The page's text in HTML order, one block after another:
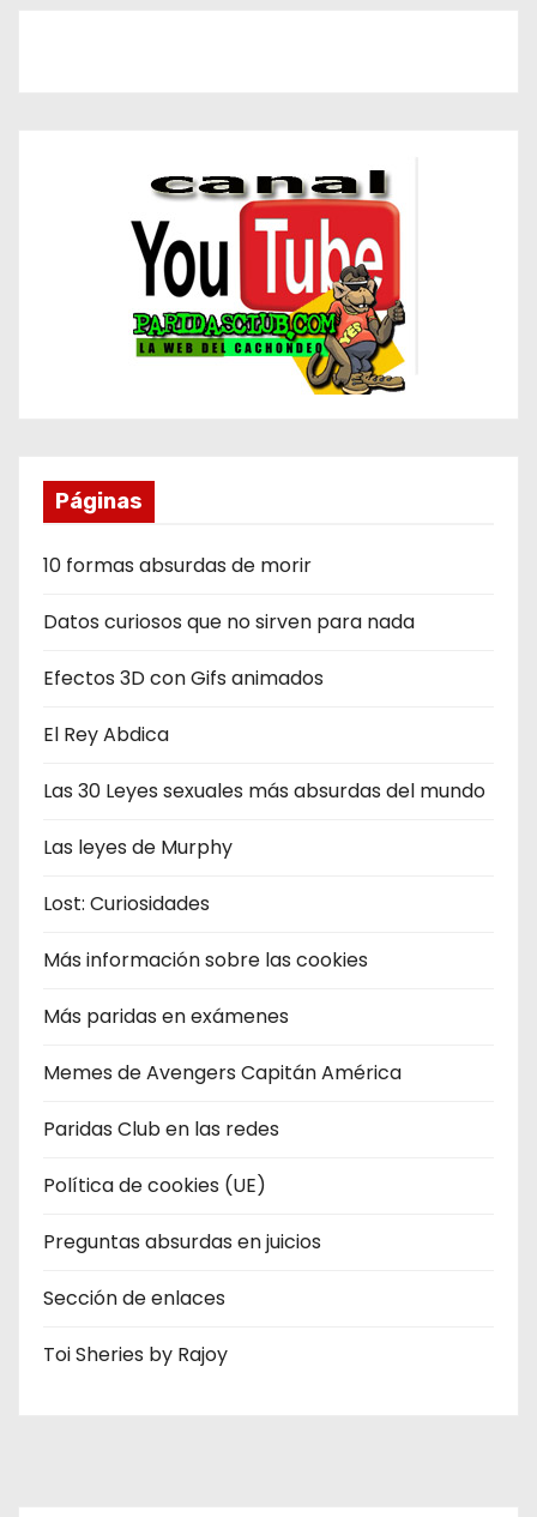
Páginas
10 formas absurdas de morir
Datos curiosos que no sirven para nada
Efectos 3D con Gifs animados
El Rey Abdica
Las 30 Leyes sexuales más absurdas del mundo
Las leyes de Murphy
Lost: Curiosidades
Más información sobre las cookies
Más paridas en exámenes
Memes de Avengers Capitán América
Paridas Club en las redes
Política de cookies (UE)
Preguntas absurdas en juicios
Sección de enlaces
Toi Sheries by Rajoy